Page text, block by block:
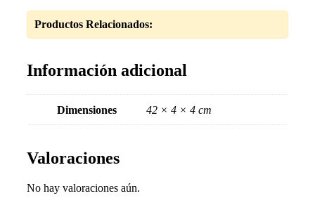
Productos Relacionados:
Información adicional
Dimensiones 42 × 4 × 4 cm
Valoraciones
No hay valoraciones aún.